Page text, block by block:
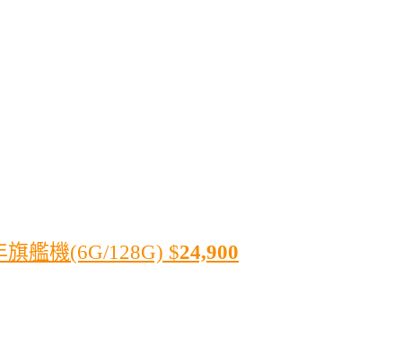
艦機(6G/128G) $24,900